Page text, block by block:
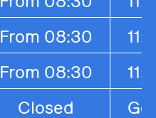
From 08:30
From 08:30
Closed